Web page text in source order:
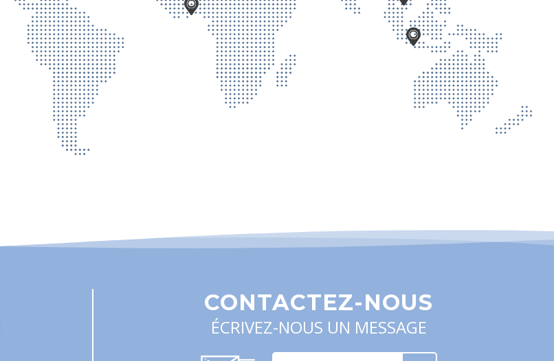
CONTACTEZ-NOUS
ÉCRIVEZ-NOUS UN MESSAGE